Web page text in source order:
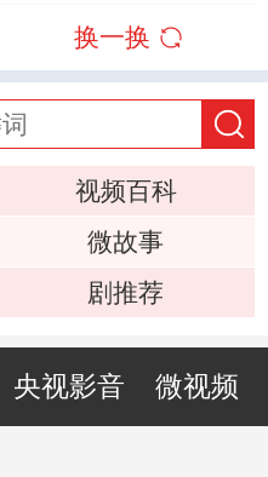
换一换
视频百科
微故事
剧推荐
央视影音 微视频